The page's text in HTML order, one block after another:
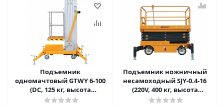
Подъемник
одномачтовый GTWY 6-100
(DC, 125 кг, высота
подъема 6 м) SMART в
Подъемник ножничный
несамоходный SJY-0.4-16
(220V, 400 кг, высота
подъема 16 м) SMART в